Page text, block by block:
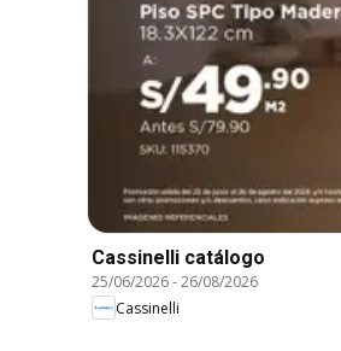
Cassinelli catálogo
25/06/2026-26/08/2026
Cassinelli